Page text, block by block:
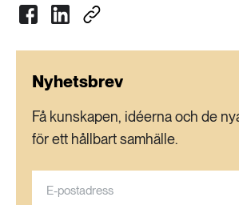
Nyhetsbrev
Få kunskapen, idéerna och de
för ett hållbart samhälle.